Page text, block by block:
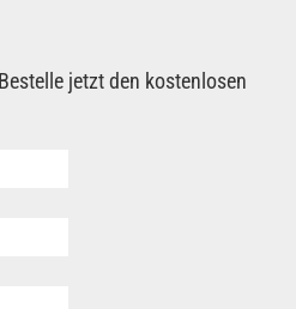
jetzt den kostenlosen